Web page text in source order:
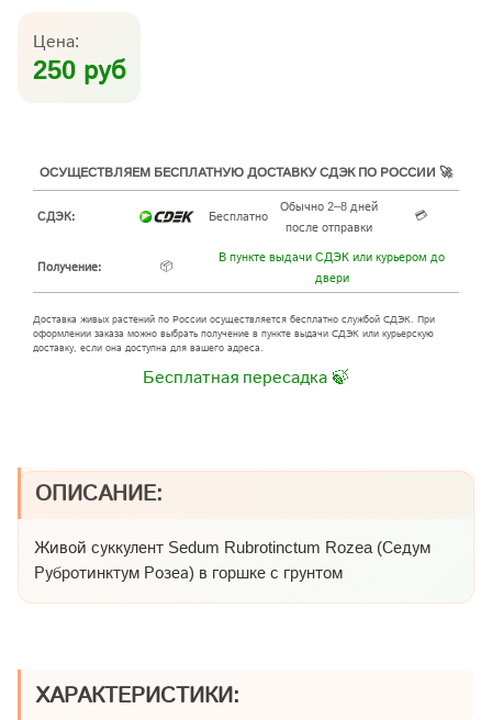
Цена:
250 руб
ОСУЩЕСТВЛЯЕМ БЕСПЛАТНУЮ ДОСТАВКУ СДЭК ПО РОССИИ 🚀
СДЭК: Бесплатно
Обычно 2–8 дней
после отправки
💳
Получение: 📦
В пункте выдачи СДЭК или курьером до
двери
Доставка живых растений по России осуществляется бесплатно службой СДЭК. При
оформлении заказа можно выбрать получение в пункте выдачи СДЭК или курьерскую
доставку, если она доступна для вашего адреса.
Бесплатная пересадка 🍃
ОПИСАНИЕ:
Живой суккулент Sedum Rubrotinctum Rozea (Седум
Рубротинктум Розеа) в горшке с грунтом
ХАРАКТЕРИСТИКИ: